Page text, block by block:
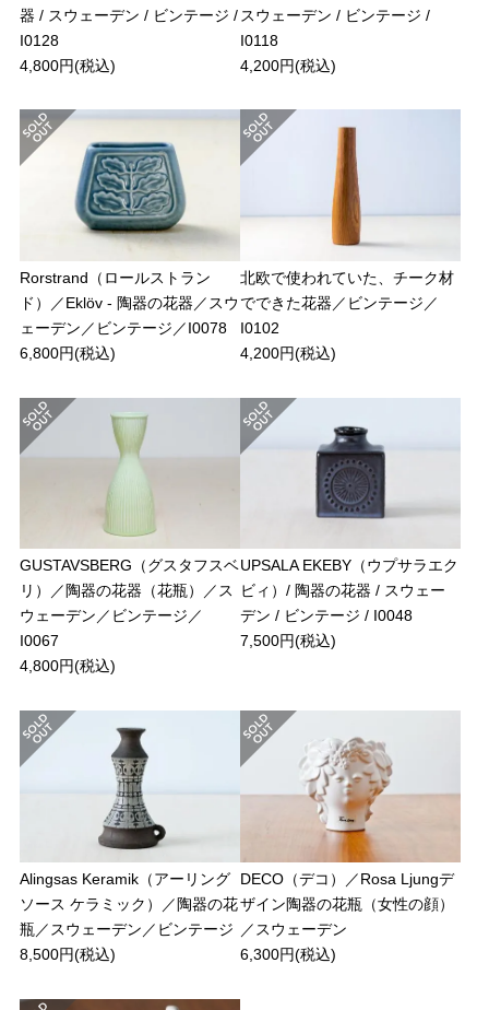
器 / スウェーデン / ビンテージ /
I0128
4,800円(税込)
スウェーデン / ビンテージ /
I0118
4,200円(税込)
Rorstrand（ロールストラン
ド）／Eklöv - 陶器の花器／スウ
ェーデン／ビンテージ／I0078
6,800円(税込)
北欧で使われていた、チーク材
でできた花器／ビンテージ／
I0102
4,200円(税込)
GUSTAVSBERG（グスタフスベ
リ）／陶器の花器（花瓶）／ス
ウェーデン／ビンテージ／
I0067
4,800円(税込)
UPSALA EKEBY（ウプサラエク
ビィ）/ 陶器の花器 / スウェー
デン / ビンテージ / I0048
7,500円(税込)
Alingsas Keramik（アーリング
ソース ケラミック）／陶器の花
瓶／スウェーデン／ビンテージ
8,500円(税込)
DECO（デコ）／Rosa Ljungデ
ザイン陶器の花瓶（女性の顔）
／スウェーデン
6,300円(税込)